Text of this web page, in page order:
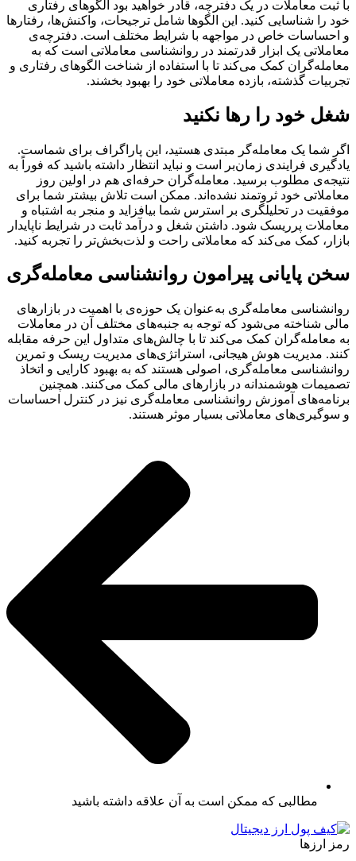
با ثبت معاملات در یک دفترچه‌‌، قادر خواهید بود الگوهای رفتاری
خود را شناسایی کنید. این الگوها شامل ترجیحات، واکنش‌ها، رفتارها
و احساسات خاص در مواجهه با شرایط مختلف است. دفترچه‌ی
معاملاتی یک ابزار قدرتمند در روانشناسی معاملاتی است که به
معامله‌گران کمک می‌کند تا با استفاده از شناخت الگوهای رفتاری و
تجربیات گذشته‌‌، بازده معاملاتی خود را بهبود بخشند.
شغل خود را رها نکنید
اگر شما یک معامله‌گر مبتدی هستید، این پاراگراف برای شماست.
یادگیری فرایندی زمان‌بر است و نباید انتظار داشته باشید که فوراً به
نتیجه‌ی مطلوب برسید. معامله‌گران حرفه‌ای هم در اولین روز
معاملاتی خود ثروتمند نشده‌اند. ممکن است تلاش بیشتر شما برای
موفقیت در تحلیلگری بر استرس شما بیافزاید و منجر به اشتباه و
معاملات پرریسک شود. داشتن شغل و درآمد ثابت در شرایط ناپایدار
بازار، کمک می‌کند که معاملاتی راحت‌ و لذت‌بخش‌تر را تجربه کنید.
سخن پایانی پیرامون روانشناسی معامله‌گری
روانشناسی معامله‌گری به‌عنوان یک حوزه‌ی با اهمیت در بازارهای
مالی شناخته می‌شود که توجه به جنبه‌های مختلف آن در معاملات
به معامله‌گران کمک می‌کند تا با چالش‌های متداول این حرفه مقابله
کنند. مدیریت هوش هیجانی، استراتژی‌های مدیریت ریسک و تمرین
روانشناسی معامله‌گری، اصولی هستند که به بهبود کارایی و اتخاذ
تصمیمات هوشمندانه در بازارهای مالی کمک می‌کنند. همچنین
برنامه‌های آموزش روانشناسی معامله‌گری نیز در کنترل احساسات
و سوگیری‌های معاملاتی بسیار موثر هستند.
مطالبی که ممکن است به آن علاقه داشته باشید
رمز ارزها